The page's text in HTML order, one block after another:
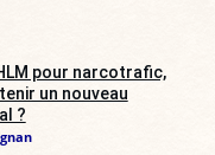
pour narcotrafic,
un nouveau
?